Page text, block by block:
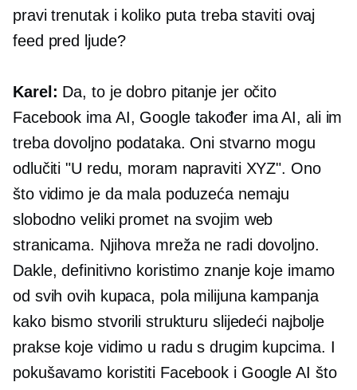
pravi trenutak i koliko puta treba staviti ovaj
feed pred ljude?
Karel: Da, to je dobro pitanje jer očito
Facebook ima AI, Google također ima AI, ali im
treba dovoljno podataka. Oni stvarno mogu
odlučiti "U redu, moram napraviti XYZ". Ono
što vidimo je da mala poduzeća nemaju
slobodno veliki promet na svojim web
stranicama. Njihova mreža ne radi dovoljno.
Dakle, definitivno koristimo znanje koje imamo
od svih ovih kupaca, pola milijuna kampanja
kako bismo stvorili strukturu slijedeći najbolje
prakse koje vidimo u radu s drugim kupcima. I
pokušavamo koristiti Facebook i Google AI što